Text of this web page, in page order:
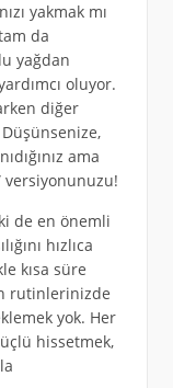
yakmak mı
da
yağdan
oluyor.
diğer
ama
versiyonunuzu!
de en önemli
hızlıca
kısa süre
rutinlerinizde
yok. Her
hissetmek,